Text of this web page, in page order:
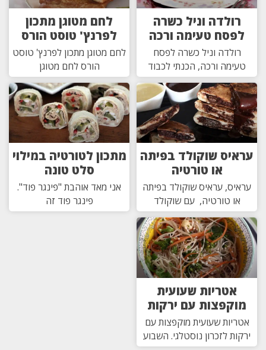
רולדה וניל כשרה
לפסח טעימה ורכה
רולדה וניל כשרה לפסח
טעימה ורכה, הכנתי לכבוד
לחם מטוגן מתכון
לפרנץ' טוסט הורס
לחם מטוגן מתכון לפרנץ' טוסט
הורס לחם מטוגן
עראיס שוקולד בפיתה
או טורטיה
עראיס, עראיס שוקולד בפיתה
או טורטיה, עם שוקולד
מתכון לטורטיה במילוי
סלט טונה
אני מאד אוהבת "פינגר פוד".
פינגר פוד זה
אטריות שעועית
מוקפצות עם ירקות
אטריות שעועית מוקפצות עם
ירקות לזכרון נוסטלגי. השבוע